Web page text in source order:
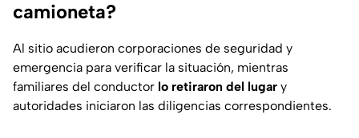
camioneta?
Al sitio acudieron corporaciones de seguridad y
emergencia para verificar la situación, mientras
familiares del conductor lo retiraron del lugar y
autoridades iniciaron las diligencias correspondientes.